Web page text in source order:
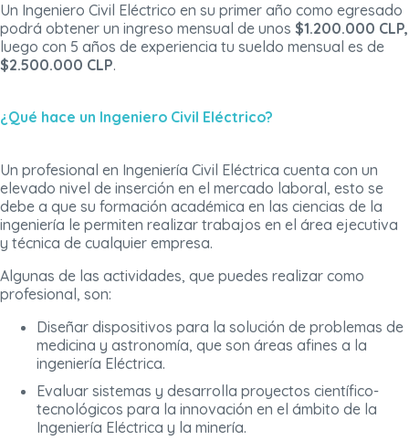
Un Ingeniero Civil Eléctrico en su primer año como egresado
podrá obtener un ingreso mensual de unos $1.200.000 CLP,
luego con 5 años de experiencia tu sueldo mensual es de
$2.500.000 CLP.
¿Qué hace un Ingeniero Civil Eléctrico?
Un profesional en Ingeniería Civil Eléctrica cuenta con un
elevado nivel de inserción en el mercado laboral, esto se
debe a que su formación académica en las ciencias de la
ingeniería le permiten realizar trabajos en el área ejecutiva
y técnica de cualquier empresa.
Algunas de las actividades, que puedes realizar como
profesional, son:
Diseñar dispositivos para la solución de problemas de
medicina y astronomía, que son áreas afines a la
ingeniería Eléctrica.
Evaluar sistemas y desarrolla proyectos científico-
tecnológicos para la innovación en el ámbito de la
Ingeniería Eléctrica y la minería.